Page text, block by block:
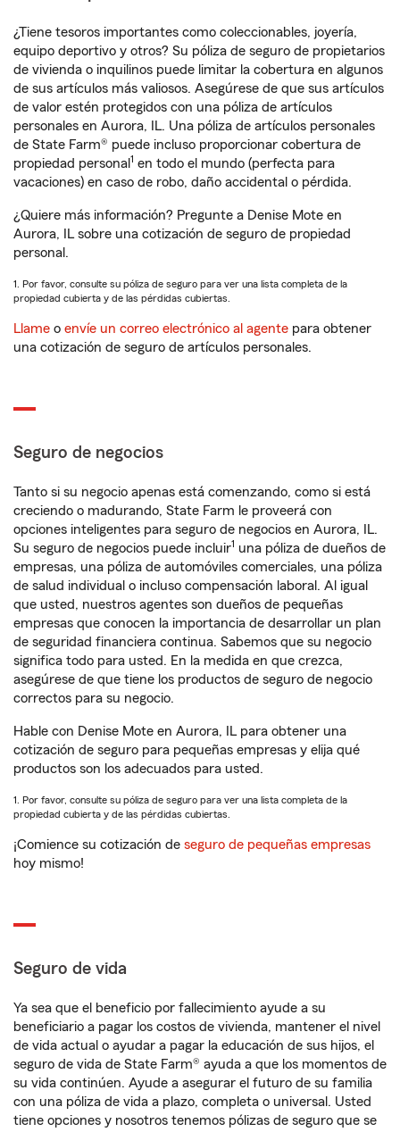
¿Tiene tesoros importantes como coleccionables, joyería,
equipo deportivo y otros? Su póliza de seguro de propietarios
de vivienda o inquilinos puede limitar la cobertura en algunos
de sus artículos más valiosos. Asegúrese de que sus artículos
de valor estén protegidos con una póliza de artículos
personales en Aurora, IL. Una póliza de artículos personales
de State Farm® puede incluso proporcionar cobertura de
propiedad personal 1 en todo el mundo (perfecta para
vacaciones) en caso de robo, daño accidental o pérdida.
¿Quiere más información? Pregunte a Denise Mote en
Aurora, IL sobre una cotización de seguro de propiedad
personal.
1. Por favor, consulte su póliza de seguro para ver una lista completa de la
propiedad cubierta y de las pérdidas cubiertas.
Llame o envíe un correo electrónico al agente para obtener
una cotización de seguro de artículos personales.
Seguro de negocios
Tanto si su negocio apenas está comenzando, como si está
creciendo o madurando, State Farm le proveerá con
opciones inteligentes para seguro de negocios en Aurora, IL.
Su seguro de negocios puede incluir1 una póliza de dueños de
empresas, una póliza de automóviles comerciales, una póliza
de salud individual o incluso compensación laboral. Al igual
que usted, nuestros agentes son dueños de pequeñas
empresas que conocen la importancia de desarrollar un plan
de seguridad financiera continua. Sabemos que su negocio
significa todo para usted. En la medida en que crezca,
asegúrese de que tiene los productos de seguro de negocio
correctos para su negocio.
Hable con Denise Mote en Aurora, IL para obtener una
cotización de seguro para pequeñas empresas y elija qué
productos son los adecuados para usted.
1. Por favor, consulte su póliza de seguro para ver una lista completa de la
propiedad cubierta y de las pérdidas cubiertas.
¡Comience su cotización de seguro de pequeñas empresas
hoy mismo!
Seguro de vida
Ya sea que el beneficio por fallecimiento ayude a su
beneficiario a pagar los costos de vivienda, mantener el nivel
de vida actual o ayudar a pagar la educación de sus hijos, el
seguro de vida de State Farm® ayuda a que los momentos de
su vida continúen. Ayude a asegurar el futuro de su familia
con una póliza de vida a plazo, completa o universal. Usted
tiene opciones y nosotros tenemos pólizas de seguro que se